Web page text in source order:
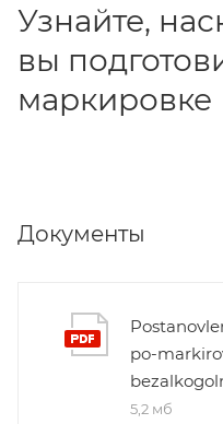
Узнайте,
вы
маркировке
Документы
po-
5,2 мб